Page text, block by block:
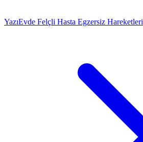
YazıEvde Felçli Hasta Egzersiz Hareketleri